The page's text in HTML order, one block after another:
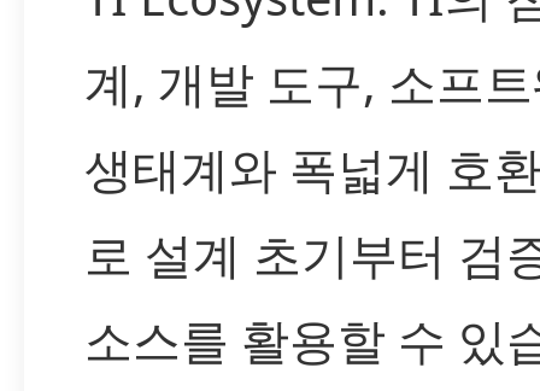
계, 개발 도구, 소프
생태계와 폭넓게 호
로 설계 초기부터 검
소스를 활용할 수 있